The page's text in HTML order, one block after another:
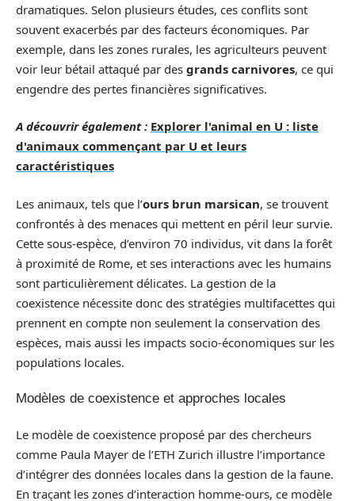
dramatiques. Selon plusieurs études, ces conflits sont
souvent exacerbés par des facteurs économiques. Par
exemple, dans les zones rurales, les agriculteurs peuvent
voir leur bétail attaqué par des grands carnivores, ce qui
engendre des pertes financières significatives.
A découvrir également : Explorer l'animal en U : liste
d'animaux commençant par U et leurs
caractéristiques
Les animaux, tels que l’ours brun marsican, se trouvent
confrontés à des menaces qui mettent en péril leur survie.
Cette sous-espèce, d’environ 70 individus, vit dans la forêt
à proximité de Rome, et ses interactions avec les humains
sont particulièrement délicates. La gestion de la
coexistence nécessite donc des stratégies multifacettes qui
prennent en compte non seulement la conservation des
espèces, mais aussi les impacts socio-économiques sur les
populations locales.
Modèles de coexistence et approches locales
Le modèle de coexistence proposé par des chercheurs
comme Paula Mayer de l’ETH Zurich illustre l’importance
d’intégrer des données locales dans la gestion de la faune.
En traçant les zones d’interaction homme-ours, ce modèle